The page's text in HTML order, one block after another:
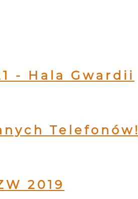
- Hala Gwardii
Telefonów!
2019